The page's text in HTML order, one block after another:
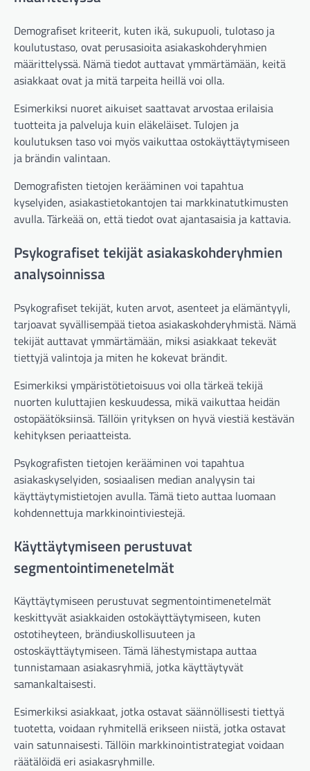
Demografiset kriteerit, kuten ikä, sukupuoli, tulotaso ja
koulutustaso, ovat perusasioita asiakaskohderyhmien
määrittelyssä. Nämä tiedot auttavat ymmärtämään, keitä
asiakkaat ovat ja mitä tarpeita heillä voi olla.
Esimerkiksi nuoret aikuiset saattavat arvostaa erilaisia
tuotteita ja palveluja kuin eläkeläiset. Tulojen ja
koulutuksen taso voi myös vaikuttaa ostokäyttäytymiseen
ja brändin valintaan.
Demografisten tietojen kerääminen voi tapahtua
kyselyiden, asiakastietokantojen tai markkinatutkimusten
avulla. Tärkeää on, että tiedot ovat ajantasaisia ja kattavia.
Psykografiset tekijät asiakaskohderyhmien
analysoinnissa
Psykografiset tekijät, kuten arvot, asenteet ja elämäntyyli,
tarjoavat syvällisempää tietoa asiakaskohderyhmistä. Nämä
tekijät auttavat ymmärtämään, miksi asiakkaat tekevät
tiettyjä valintoja ja miten he kokevat brändit.
Esimerkiksi ympäristötietoisuus voi olla tärkeä tekijä
nuorten kuluttajien keskuudessa, mikä vaikuttaa heidän
ostopäätöksiinsä. Tällöin yrityksen on hyvä viestiä kestävän
kehityksen periaatteista.
Psykografisten tietojen kerääminen voi tapahtua
asiakaskyselyiden, sosiaalisen median analyysin tai
käyttäytymistietojen avulla. Tämä tieto auttaa luomaan
kohdennettuja markkinointiviestejä.
Käyttäytymiseen perustuvat
segmentointimenetelmät
Käyttäytymiseen perustuvat segmentointimenetelmät
keskittyvät asiakkaiden ostokäyttäytymiseen, kuten
ostotiheyteen, brändiuskollisuuteen ja
ostoskäyttäytymiseen. Tämä lähestymistapa auttaa
tunnistamaan asiakasryhmiä, jotka käyttäytyvät
samankaltaisesti.
Esimerkiksi asiakkaat, jotka ostavat säännöllisesti tiettyä
tuotetta, voidaan ryhmitellä erikseen niistä, jotka ostavat
vain satunnaisesti. Tällöin markkinointistrategiat voidaan
räätälöidä eri asiakasryhmille.